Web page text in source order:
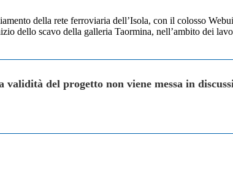
della rete ferroviaria dell’Isola, con il colosso
dello scavo della galleria Taormina, nell’ambito dei
del progetto non viene messa in